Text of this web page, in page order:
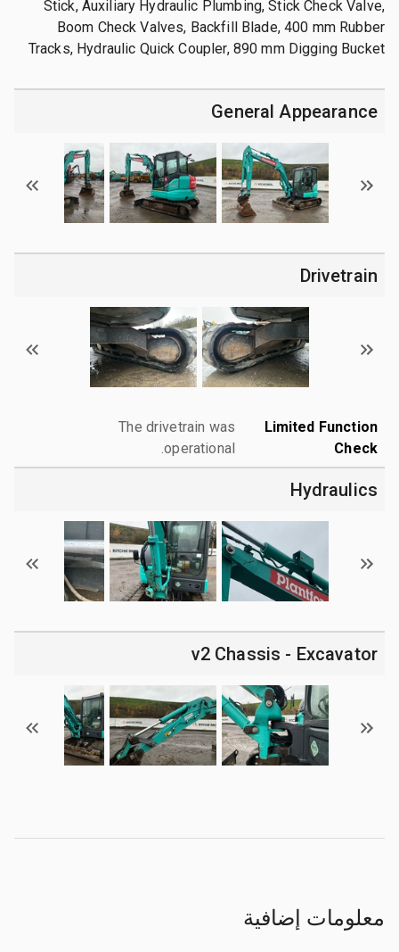
Stick, Auxiliary Hydraulic Plumbing, Stick Check Valve,
Boom Check Valves, Backfill Blade, 400 mm Rubber
Tracks, Hydraulic Quick Coupler, 890 mm Digging Bucket
General Appearance
Drivetrain
Limited Function
Check
The drivetrain was
operational.
Hydraulics
v2 Chassis - Excavator
معلومات إضافية